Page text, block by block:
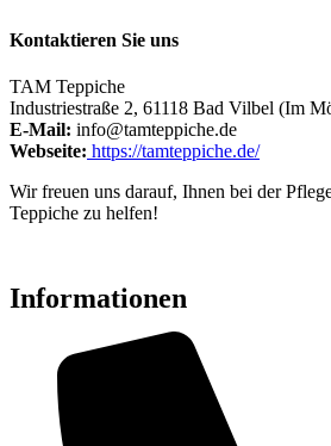
Kontaktieren Sie uns
TAM Teppiche
Industriestraße 2, 61118 Bad Vilbel (Im
E-Mail: info@tamteppiche.de
Webseite: https://tamteppiche.de/
Wir freuen uns darauf, Ihnen bei der
Teppiche zu helfen!
Informationen